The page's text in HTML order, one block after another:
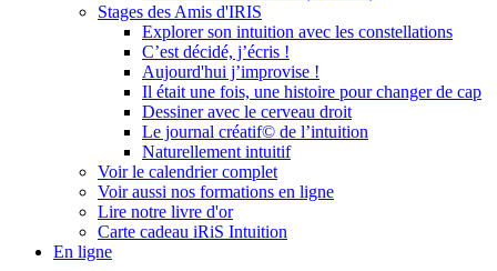
Stages des Amis d'IRIS
Explorer son intuition avec les constellations
C’est décidé, j’écris !
Aujourd'hui j’improvise !
Il était une fois, une histoire pour changer de cap
Dessiner avec le cerveau droit
Le journal créatif© de l’intuition
Naturellement intuitif
Voir le calendrier complet
Voir aussi nos formations en ligne
Lire notre livre d'or
Carte cadeau iRiS Intuition
En ligne